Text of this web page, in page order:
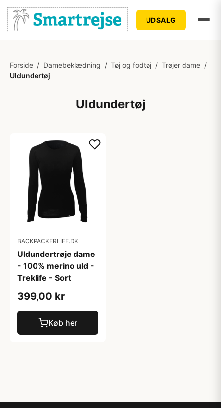
UDSALG
Forside / Damebeklædning / Tøj og fodtøj / Trøjer dame /
Uldundertøj
Uldundertøj
BACKPACKERLIFE.DK
Uldundertrøje dame
- 100% merino uld -
Treklife - Sort
399,00 kr
Køb her